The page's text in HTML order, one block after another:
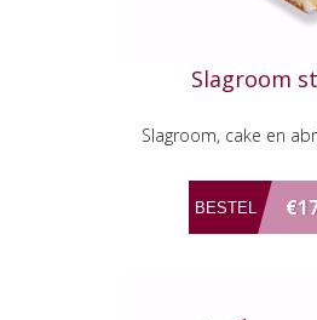
Slagroom
Slagroom, cake en